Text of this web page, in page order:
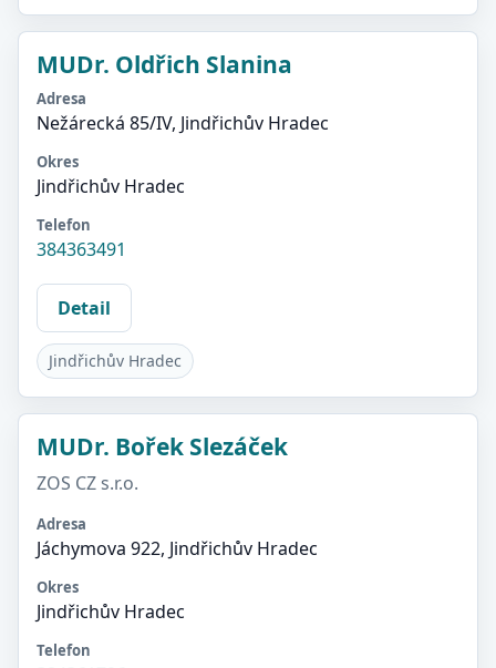
MUDr. Oldřich Slanina
Adresa
Nežárecká 85/IV, Jindřichův Hradec
Okres
Jindřichův Hradec
Telefon
384363491
Detail
Jindřichův Hradec
MUDr. Bořek Slezáček
ZOS CZ s.r.o.
Adresa
Jáchymova 922, Jindřichův Hradec
Okres
Jindřichův Hradec
Telefon